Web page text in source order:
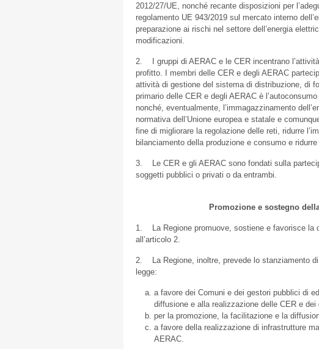
2012/27/UE, nonché recante disposizioni per
regolamento UE 943/2019 sul mercato interno
preparazione ai rischi nel settore dell’energia
modificazioni.
2. I gruppi di AERAC e le CER incentrano
profitto. I membri delle CER e degli AERAC
attività di gestione del sistema di distribuzione, di
primario delle CER e degli AERAC è
nonché, eventualmente, l’immagazzinamento
normativa dell’Unione europea e statale e
fine di migliorare la regolazione delle reti, ridurre
bilanciamento della produzione e consumo e
3. Le CER e gli AERAC sono fondati sulla
soggetti pubblici o privati o da entrambi.
Promozione e sostegno
1. La Regione promuove, sostiene e favorisce la
all’articolo 2.
2. La Regione, inoltre, prevede lo stanziamento
legge:
a favore dei Comuni e dei gestori pubblici di
diffusione e alla realizzazione delle CER e dei
per la promozione, la facilitazione e la
a favore della realizzazione di infrastrutture
AERAC.